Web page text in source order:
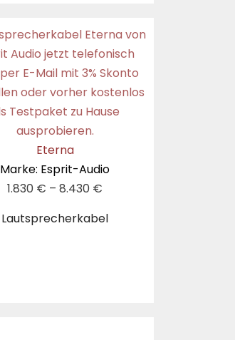
Lautsprecherkabel
Eterna
Marke: Esprit-Audio
1.830 € –8.430 €